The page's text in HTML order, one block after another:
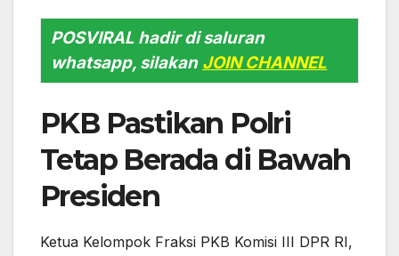
POSVIRAL hadir di saluran
whatsapp, silakan JOIN CHANNEL
PKB Pastikan Polri
Tetap Berada di Bawah
Presiden
Ketua Kelompok Fraksi PKB Komisi III DPR RI,